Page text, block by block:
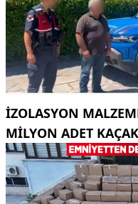
İZOLASYON
MILYON ADET